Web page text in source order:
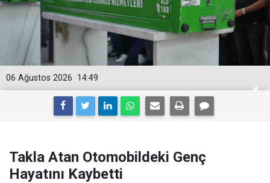
14:49
06 Ağustos 2026
Takla Atan Otomobildeki Genç
Hayatını Kaybetti